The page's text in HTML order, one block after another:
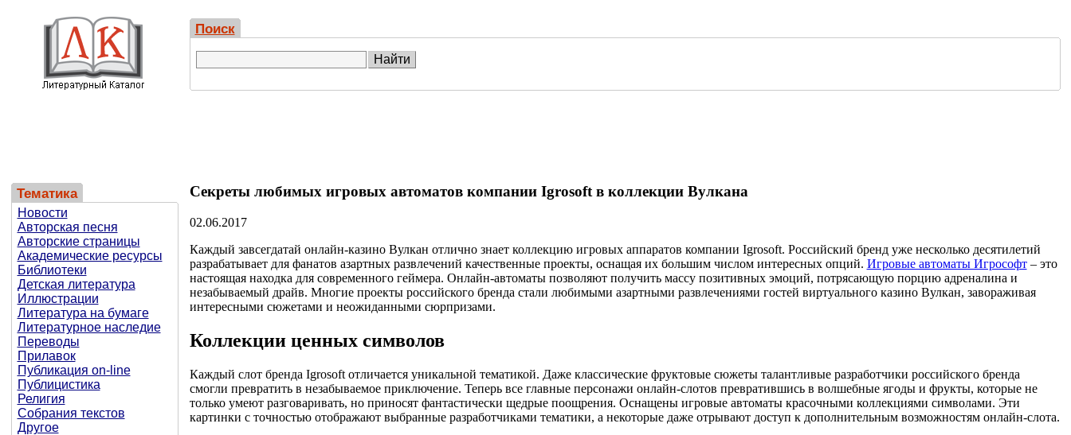
Поиск
Тематика
Новости
Авторская песня
Авторские страницы
Академические ресурсы
Библиотеки
Детская литература
Иллюстрации
Литература на бумаге
Литературное наследие
Переводы
Прилавок
Публикация on-line
Публицистика
Религия
Собрания текстов
Другое
Секреты любимых игровых автоматов компании Igrosoft в коллекции Вулкана
02.06.2017
Каждый завсегдатай онлайн-казино Вулкан отлично знает коллекцию игровых аппаратов компании Igrosoft. Российский бренд уже несколько десятилетий
разрабатывает для фанатов азартных развлечений качественные проекты, оснащая их большим числом интересных опций. Игровые автоматы Игрософт– это
настоящая находка для современного геймера. Онлайн-автоматы позволяют получить массу позитивных эмоций, потрясающую порцию адреналина и
незабываемый драйв. Многие проекты российского бренда стали любимыми азартными развлечениями гостей виртуального казино Вулкан, завораживая
интересными сюжетами и неожиданными сюрпризами.
Коллекции ценных символов
Каждый слот бренда Igrosoft отличается уникальной тематикой. Даже классические фруктовые сюжеты талантливые разработчики российского бренда
смогли превратить в незабываемое приключение. Теперь все главные персонажи онлайн-слотов превратившись в волшебные ягоды и фрукты, которые не
только умеют разговаривать, но приносят фантастически щедрые поощрения. Оснащены игровые автоматы красочными коллекциями символами. Эти
картинки с точностью отображают выбранные разработчиками тематики, а некоторые даже отрывают доступ к дополнительным возможностям онлайн-слота.